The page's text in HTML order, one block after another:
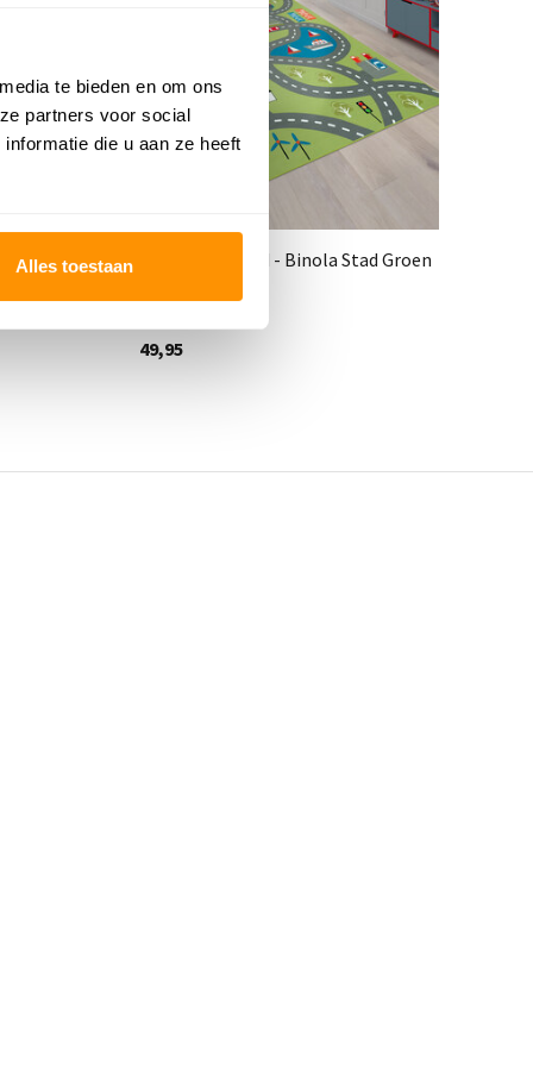
te bieden en om ons
partners voor social
die u aan ze heeft
Alles toestaan
Grijs Auto speelkleed - Binola Stad Groen
Deliverytime
49,95